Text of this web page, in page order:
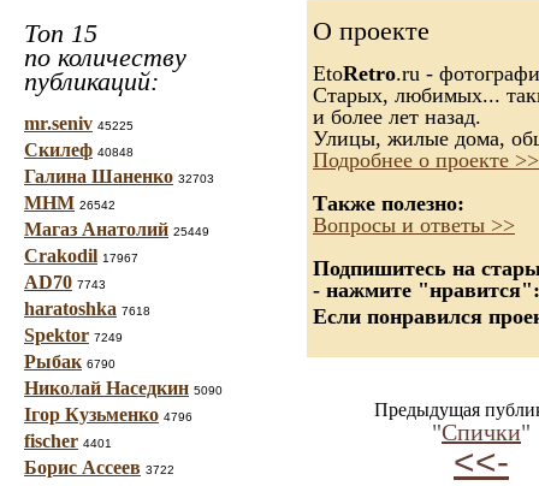
Топ 15
по количеству
публикаций:
mr.seniv 45225
Скилеф 40848
Галина Шаненко 32703
МНМ 26542
Магаз Анатолий 25449
Crakodil 17967
AD70 7743
haratoshka 7618
Spektor 7249
Рыбак 6790
Николай Наседкин 5090
Ігор Кузьменко 4796
fischer 4401
Борис Ассеев 3722
О проекте
EtoRetro.ru -
Старых, любимых...
и более лет назад.
Улицы, жилые дома,
Подробнее о проекте >>
Также полезно:
Вопросы и ответы >>
Подпишитесь на
- нажмите "нравится":
Если понравился
Предыдущая
"Спички"
<<-